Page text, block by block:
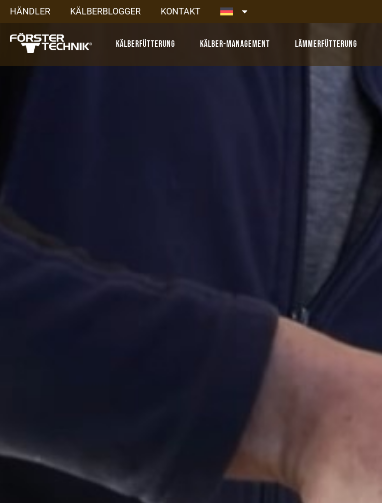
HÄNDLER KÄLBERBLOGGER KONTAKT
Kälberfütterung Kälber-Management Lämmerfütterung